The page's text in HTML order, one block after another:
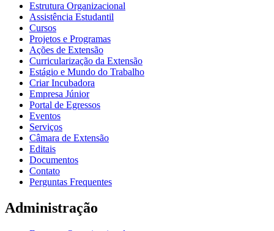
Estrutura Organizacional
Assistência Estudantil
Cursos
Projetos e Programas
Ações de Extensão
Curricularização da Extensão
Estágio e Mundo do Trabalho
Criar Incubadora
Empresa Júnior
Portal de Egressos
Eventos
Serviços
Câmara de Extensão
Editais
Documentos
Contato
Perguntas Frequentes
Administração